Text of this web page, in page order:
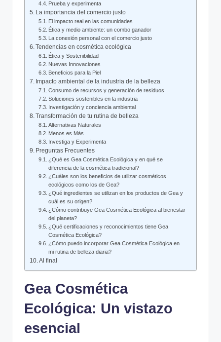
Prueba y experimenta
La importancia del comercio justo
El impacto real en las comunidades
Ética y medio ambiente: un combo ganador
La conexión personal con el comercio justo
Tendencias en cosmética ecológica
Ética y Sostenibilidad
Nuevas Innovaciones
Beneficios para la Piel
Impacto ambiental de la industria de la belleza
Consumo de recursos y generación de residuos
Soluciones sostenibles en la industria
Investigación y conciencia ambiental
Transformación de tu rutina de belleza
Alternativas Naturales
Menos es Más
Investiga y Experimenta
Preguntas Frecuentes
¿Qué es Gea Cosmética Ecológica y en qué se
diferencia de la cosmética tradicional?
¿Cuáles son los beneficios de utilizar cosméticos
ecológicos como los de Gea?
¿Qué ingredientes se utilizan en los productos de Gea y
cuál es su origen?
¿Cómo contribuye Gea Cosmética Ecológica al bienestar
del planeta?
¿Qué certificaciones y reconocimientos tiene Gea
Cosmética Ecológica?
¿Cómo puedo incorporar Gea Cosmética Ecológica en
mi rutina de belleza diaria?
Al final
Gea Cosmética
Ecológica: Un vistazo
esencial